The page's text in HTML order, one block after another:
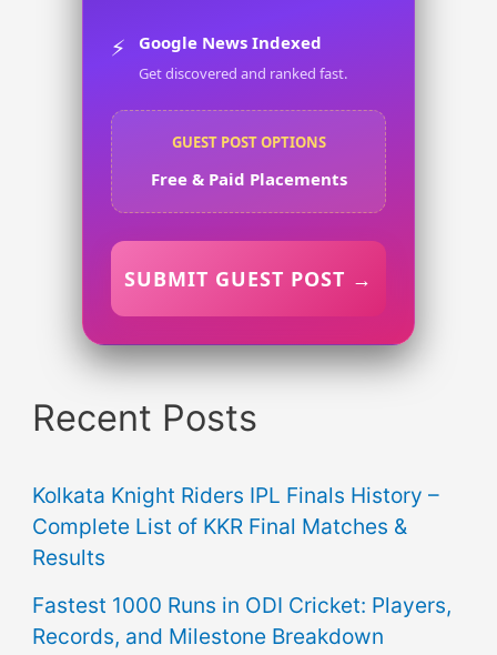
⚡ Google News Indexed
Get discovered and ranked fast.
GUEST POST OPTIONS
Free & Paid Placements
SUBMIT GUEST POST →
Recent Posts
Kolkata Knight Riders IPL Finals History –
Complete List of KKR Final Matches &
Results
Fastest 1000 Runs in ODI Cricket: Players,
Records, and Milestone Breakdown